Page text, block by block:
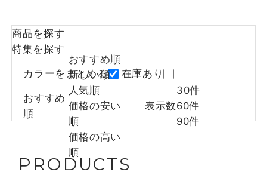
商品を探す
特集を探す
カラーをまとめる 在庫あり
おすすめ
順
おすすめ順
新しい順
人気順
価格の安い
順
価格の高い
順
表示数
30件
60件
90件
PRODUCTS